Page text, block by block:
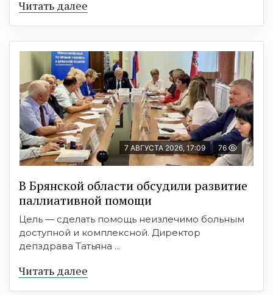
Читать далее
7 АВГУСТА 2026, 17:09 76
В Брянской области обсудили развитие
паллиативной помощи
Цель — сделать помощь неизлечимо больным
доступной и комплексной. Директор
депздрава Татьяна ...
Читать далее